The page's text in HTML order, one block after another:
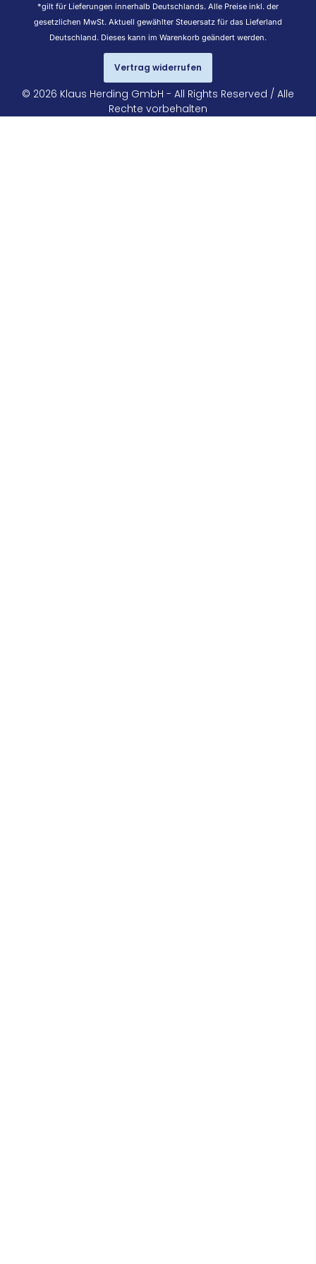
*gilt für Lieferungen innerhalb Deutschlands. Alle Preise inkl. der
gesetzlichen MwSt. Aktuell gewählter Steuersatz für das Lieferland
Deutschland. Dieses kann im Warenkorb geändert werden.
Vertrag widerrufen
© 2026 Klaus Herding GmbH - All Rights Reserved / Alle
Rechte vorbehalten